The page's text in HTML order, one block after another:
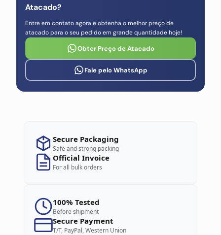
Atacado?
Entre em contato agora e obtenha o melhor preço de
atacado para o seu pedido em grande quantidade hoje!
Obter Preço de Atacado
Fale pelo WhatsApp
Secure Packaging
Safe and strong packing
Official Invoice
For all bulk orders
100% Tested
Before shipment
Secure Payment
T/T, PayPal, Western Union